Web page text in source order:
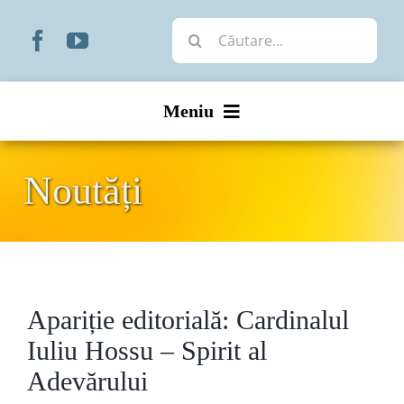
Cautare...
Meniu
Organizare
Liturgic
Noutăți
Apariție editorială: Cardinalul
Iuliu Hossu – Spirit al
Adevărului